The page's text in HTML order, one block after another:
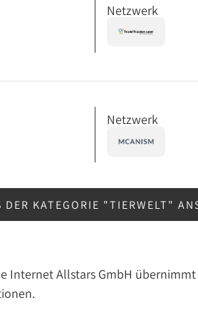
Netzwerk
Netzwerk
KATEGORIE "TIERWELT"
Internet Allstars GmbH